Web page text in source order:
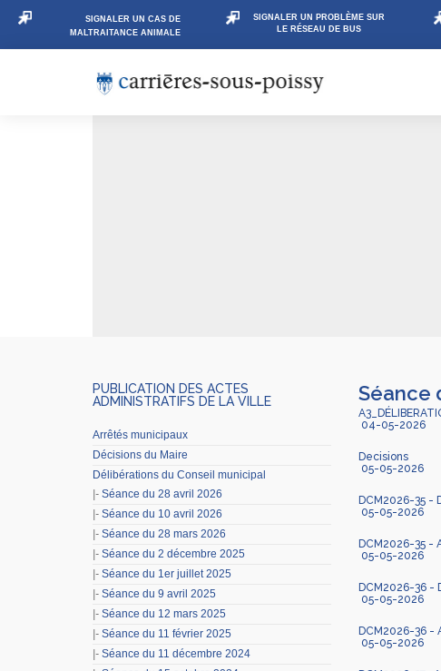
SIGNALER UN CAS DE
MALTRAITANCE ANIMALE
SIGNALER UN PROBLÈME SUR
LE RÉSEAU DE BUS
PUBLICATION DES ACTES
ADMINISTRATIFS DE LA VILLE
Arrêtés municipaux
Décisions du Maire
Délibérations du Conseil municipal
|- Séance du 28 avril 2026
|- Séance du 10 avril 2026
|- Séance du 28 mars 2026
|- Séance du 2 décembre 2025
|- Séance du 1er juillet 2025
|- Séance du 9 avril 2025
|- Séance du 12 mars 2025
|- Séance du 11 février 2025
|- Séance du 11 décembre 2024
Séance
04-05-2026
Decisions
05-05-2026
DCM2026-35 -
05-05-2026
DCM2026-35 -
05-05-2026
DCM2026-36 -
05-05-2026
DCM2026-36 -
05-05-2026